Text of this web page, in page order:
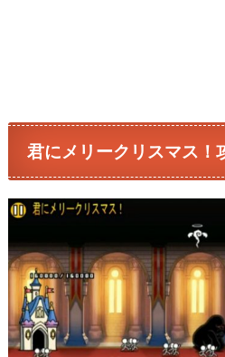
君にメリークリスマス！